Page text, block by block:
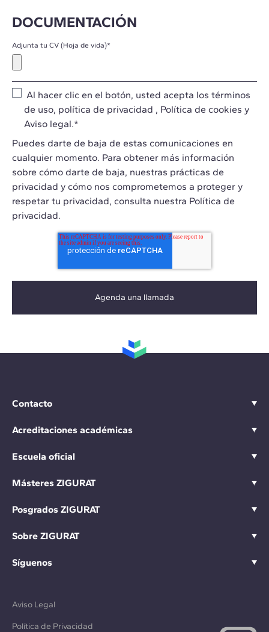
DOCUMENTACIÓN
Adjunta tu CV (Hoja de vida)*
Al hacer clic en el botón, usted acepta los términos
de uso, política de privacidad , Política de cookies y
Aviso legal.*
Puedes darte de baja de estas comunicaciones en
cualquier momento. Para obtener más información
sobre cómo darte de baja, nuestras prácticas de
privacidad y cómo nos comprometemos a proteger y
respetar tu privacidad, consulta nuestra Política de
privacidad.
Contacto
Acreditaciones académicas
Escuela oficial
Másteres ZIGURAT
Posgrados ZIGURAT
Sobre ZIGURAT
Síguenos
Aviso Legal
Política de Privacidad